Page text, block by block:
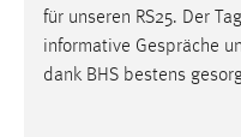
für unseren RS25. Der
informative Gespräche
dank BHS bestens
Matomo
Name: